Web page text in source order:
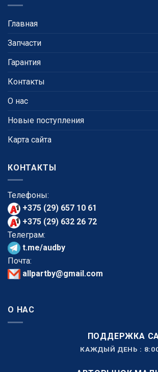
Главная
Запчасти
Гарантия
Контакты
О нас
Новые поступления
Карта сайта
КОНТАКТЫ
Телефоны:
+375 (29) 657 10 61
+375 (29) 632 26 72
Телеграм:
t.me/audby
Почта:
allpartby@gmail.com
О НАС
ПОДДЕРЖКА
КАЖДЫЙ ДЕНЬ :